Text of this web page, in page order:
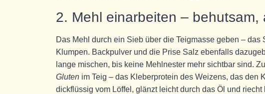
2. Mehl einarbeiten – behutsam,
Das Mehl durch ein Sieb über die Teigmasse geben –
Klumpen. Backpulver und die Prise Salz ebenfalls
lange mischen, bis keine Mehlnester mehr sichtbar sind.
Gluten im Teig – das Kleberprotein des Weizens, das den
dickflüssig vom Löffel, glänzt leicht durch das Öl und